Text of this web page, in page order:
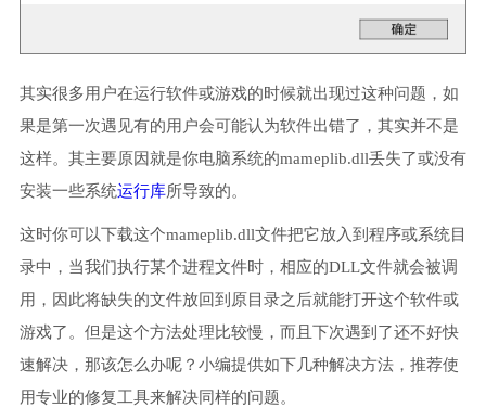
其实很多用户在运行软件或游戏的时候就出现过这种问题，如
果是第一次遇见有的用户会可能认为软件出错了，其实并不是
这样。其主要原因就是你电脑系统的mameplib.dll丢失了或没有
安装一些系统运行库所导致的。
这时你可以下载这个mameplib.dll文件把它放入到程序或系统目
录中，当我们执行某个进程文件时，相应的DLL文件就会被调
用，因此将缺失的文件放回到原目录之后就能打开这个软件或
游戏了。但是这个方法处理比较慢，而且下次遇到了还不好快
速解决，那该怎么办呢？小编提供如下几种解决方法，推荐使
用专业的修复工具来解决同样的问题。